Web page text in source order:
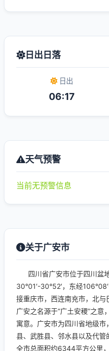
日出日落
日出
06:17
天气预警
当前无预警信息
关于广安市
四川省广安市位于四川盆
30°01′-30°52′，东经
接重庆市，西连南充市，北与
广安之名源于“广土安稷”之意
寓意。广安市为四川省地级
县、武胜县、邻水县以及代管
全市总面积约6344平方公里